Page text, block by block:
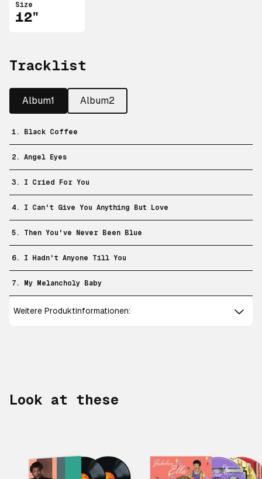
Size
12"
Tracklist
Album1 Album2
1. Black Coffee
2. Angel Eyes
3. I Cried For You
4. I Can't Give You Anything But Love
5. Then You've Never Been Blue
6. I Hadn't Anyone Till You
7. My Melancholy Baby
Weitere Produktinformationen:
Look at these